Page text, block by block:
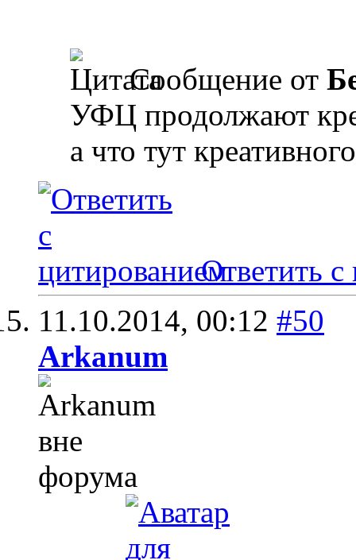
Сообщение от
УФЦ продолжают
а что тут
Ответить с
11.10.2014, 00:12 #50
Arkanum